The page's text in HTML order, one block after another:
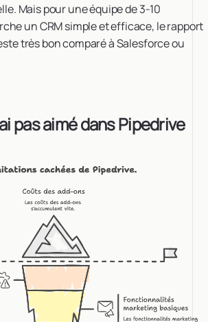
Mais pour une équipe de 3-10
un CRM simple et efficace, le rapport
très bon comparé à Salesforce ou
pas aimé dans Pipedrive